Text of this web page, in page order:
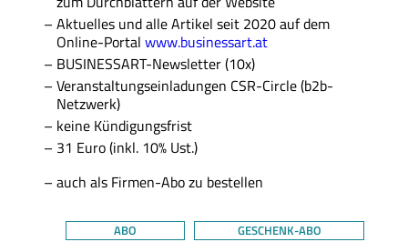
Aktuelles und alle Artikel seit 2020 auf dem
Online-Portal www.businessart.at
BUSINESSART-Newsletter (10x)
Veranstaltungseinladungen CSR-Circle (b2b-
Netzwerk)
keine Kündigungsfrist
31 Euro (inkl. 10% Ust.)
auch als Firmen-Abo zu bestellen
ABO
GESCHENK-ABO